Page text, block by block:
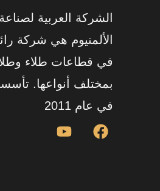
الشركة العربية
الألمنيوم هي شركة
في قطاعات طلاء
بمختلف أنواعها.
في عام 2011